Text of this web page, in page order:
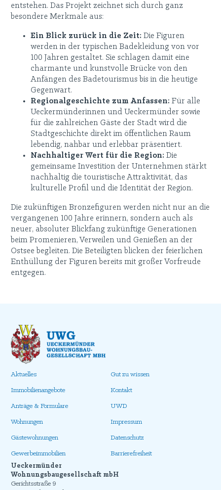
entstehen. Das Projekt zeichnet sich durch ganz
besondere Merkmale aus:
Ein Blick zurück in die Zeit: Die Figuren
werden in der typischen Badekleidung von vor
100 Jahren gestaltet. Sie schlagen damit eine
charmante und kunstvolle Brücke von den
Anfängen des Badetourismus bis in die heutige
Gegenwart.
Regionalgeschichte zum Anfassen: Für alle
Ueckermünderinnen und Ueckermünder sowie
für die zahlreichen Gäste der Stadt wird die
Stadtgeschichte direkt im öffentlichen Raum
lebendig, nahbar und erlebbar präsentiert.
Nachhaltiger Wert für die Region: Die
gemeinsame Investition der Unternehmen stärkt
nachhaltig die touristische Attraktivität, das
kulturelle Profil und die Identität der Region.
Die zukünftigen Bronzefiguren werden nicht nur an die
vergangenen 100 Jahre erinnern, sondern auch als
neuer, absoluter Blickfang zukünftige Generationen
beim Promenieren, Verweilen und Genießen an der
Ostsee begleiten. Die Beteiligten blicken der feierlichen
Enthüllung der Figuren bereits mit großer Vorfreude
entgegen.
Aktuelles
Immobilienangebote
Anträge & Formulare
Wohnungen
Gästewohnungen
Gewerbeimmobilien
Gut zu wissen
Kontakt
UWD
Impressum
Datenschutz
Barrierefreiheit
Ueckermünder
Wohnungsbaugesellschaft mbH
Gerichtsstraße 9